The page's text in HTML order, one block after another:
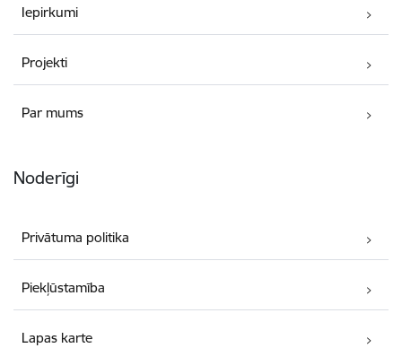
Iepirkumi
Projekti
Par mums
Noderīgi
Privātuma politika
Piekļūstamība
Lapas karte